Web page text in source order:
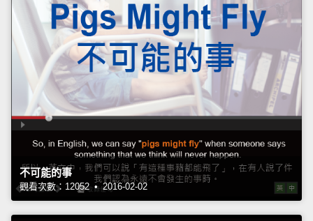
不可能的事
觀看次數：12052 • 2016-02-02